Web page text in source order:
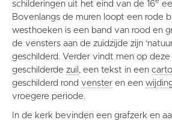
schilderingen uit het eind van de 16
Bovenlangs de muren loopt een rode
westhoeken is een band van rood en
de vensters aan de zuidzijde zijn
geschilderd. Verder vindt men op
geschilderde zuil , een tekst in een
geschilderd rond venster en een
vroegere periode.
In de kerk bevinden een grafzerk en